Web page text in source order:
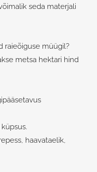
seda materjali
raieõiguse müügil?
metsa hektari hind
haavataelik,